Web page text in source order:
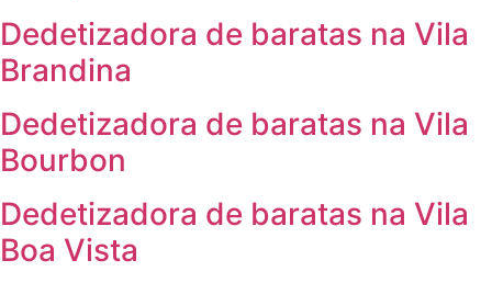
Dedetizadora de baratas na Vila
Brandina
Dedetizadora de baratas na Vila
Bourbon
Dedetizadora de baratas na Vila
Boa Vista